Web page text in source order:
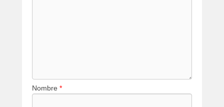
Nombre *